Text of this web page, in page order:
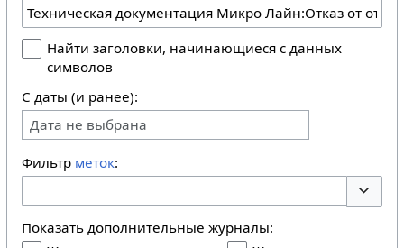
Найти заголовки, начинающиеся с данных
символов
С даты (и ранее):
Дата не выбрана
Фильтр меток:
Показать дополнительные журналы: